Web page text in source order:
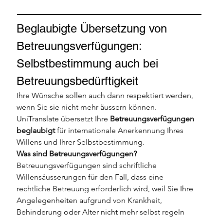
Beglaubigte Übersetzung von
Betreuungsverfügungen:
Selbstbestimmung auch bei
Betreuungsbedürftigkeit
Ihre Wünsche sollen auch dann respektiert werden,
wenn Sie sie nicht mehr äussern können.
UniTranslate übersetzt Ihre Betreuungsverfügungen
beglaubigt für internationale Anerkennung Ihres
Willens und Ihrer Selbstbestimmung.
Was sind Betreuungsverfügungen?
Betreuungsverfügungen sind schriftliche
Willensäusserungen für den Fall, dass eine
rechtliche Betreuung erforderlich wird, weil Sie Ihre
Angelegenheiten aufgrund von Krankheit,
Behinderung oder Alter nicht mehr selbst regeln